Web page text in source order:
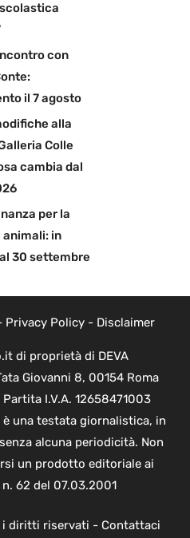
con
il 7 agosto
alla
Colle
cambia dal
per la
in
30 settembre
Privacy Policy- Disclaimer
di proprietà di DEVA
Giovanni 8, 00154 Roma
I.V.A. 12658471003
una testata giornalistica, in
alcuna periodicità. Non
un prodotto editoriale ai
62 del 07.03.2001
diritti riservati - Contattaci